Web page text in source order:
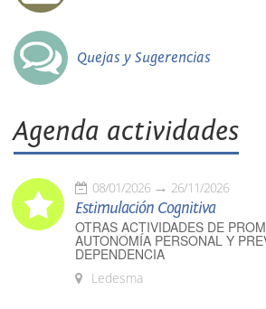
Quejas y Sugerencias
Agenda actividades
08/01/2026 26/11/2026
Estimulación Cognitiva
OTRAS ACTIVIDADES DE
AUTONOMÍA PERSONAL Y
DEPENDENCIA
Ledesma